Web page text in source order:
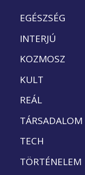
EGÉSZSÉG
INTERJÚ
KOZMOSZ
KULT
REÁL
TÁRSADALOM
TECH
TÖRTÉNELEM